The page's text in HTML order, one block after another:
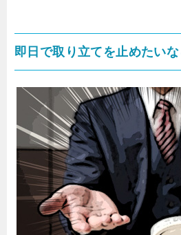
即日で取り立てを止めたい